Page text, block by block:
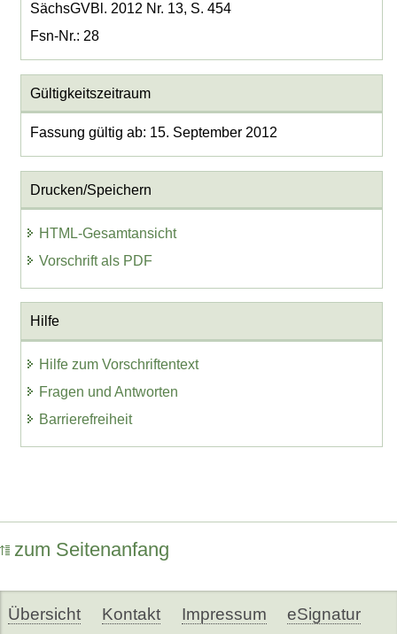
SächsGVBl. 2012 Nr. 13, S. 454
Fsn-Nr.: 28
Gültigkeitszeitraum
Fassung gültig ab: 15. September 2012
Drucken/Speichern
HTML-Gesamtansicht
Vorschrift als PDF
Hilfe
Hilfe zum Vorschriftentext
Fragen und Antworten
Barrierefreiheit
zum Seitenanfang
Übersicht Kontakt Impressum eSignatur